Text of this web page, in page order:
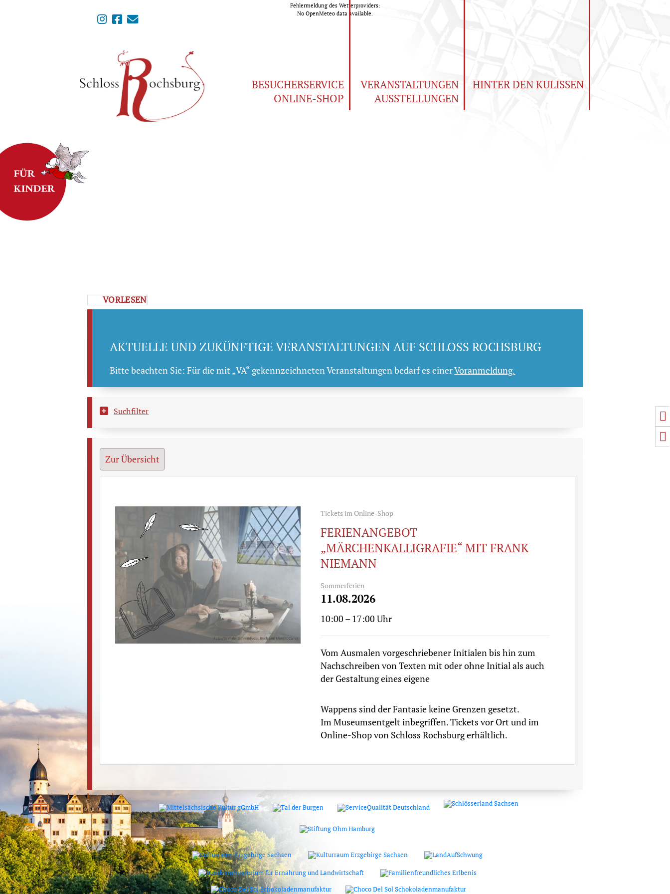
Fehlermeldung des Wetterproviders:
No OpenMeteo data available.
BESUCHERSERVICE
ONLINE-SHOP
VERANSTALTUNGEN
AUSSTELLUNGEN
HINTER DEN KULISSEN
VORLESEN
AKTUELLE UND ZUKÜNFTIGE VERANSTALTUNGEN AUF SCHLOSS ROCHSBURG
Bitte beachten Sie: Für die mit „VA“ gekennzeichneten Veranstaltungen bedarf es einerVoranmeldung.
Suchfilter
Zur Übersicht
Tickets im Online-Shop
FERIENANGEBOT
„MÄRCHENKALLIGRAFIE“ MIT FRANK
NIEMANN
Sommerferien
11.08.2026
10:00 – 17:00 Uhr
Vom Ausmalen vorgeschriebener Initialen bis hin zum
Nachschreiben von Texten mit oder ohne Initial als auch
der Gestaltung eines eigene
Wappens sind der Fantasie keine Grenzen gesetzt.
Im Museumsentgelt inbegriffen. Tickets vor Ort und im
Online-Shop von Schloss Rochsburg erhältlich.